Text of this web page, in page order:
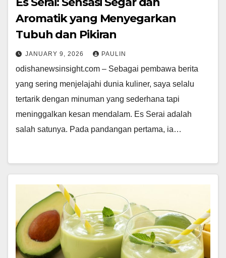
Aromatik yang Menyegarkan
Tubuh dan Pikiran
JANUARY 9, 2026 PAULIN
odishanewsinsight.com – Sebagai pembawa berita
yang sering menjelajahi dunia kuliner, saya selalu
tertarik dengan minuman yang sederhana tapi
meninggalkan kesan mendalam. Es Serai adalah
salah satunya. Pada pandangan pertama, ia…